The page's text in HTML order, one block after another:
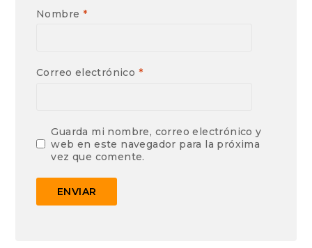
Nombre *
Correo electrónico *
Guarda mi nombre, correo electrónico y
web en este navegador para la próxima
vez que comente.